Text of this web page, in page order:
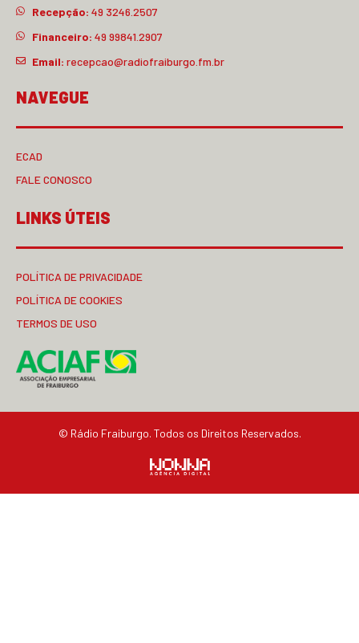
Recepção: 49 3246.2507
Financeiro: 49 99841.2907
Email: recepcao@radiofraiburgo.fm.br
NAVEGUE
ECAD
FALE CONOSCO
LINKS ÚTEIS
POLÍTICA DE PRIVACIDADE
POLÍTICA DE COOKIES
TERMOS DE USO
© Rádio Fraiburgo. Todos os Direitos Reservados.